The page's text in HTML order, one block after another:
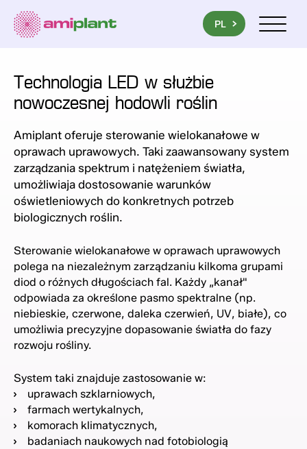
PL ENUA
Technologia LED w służbie
nowoczesnej hodowli roślin
Amiplant oferuje sterowanie wielokanałowe w
oprawach uprawowych. Taki zaawansowany system
zarządzania spektrum i natężeniem światła,
umożliwiaja dostosowanie warunków
oświetleniowych do konkretnych potrzeb
biologicznych roślin.
Sterowanie wielokanałowe w oprawach uprawowych
polega na niezależnym zarządzaniu kilkoma grupami
diod o różnych długościach fal. Każdy „kanał"
odpowiada za określone pasmo spektralne (np.
niebieskie, czerwone, daleka czerwień, UV, białe), co
umożliwia precyzyjne dopasowanie światła do fazy
rozwoju rośliny.
System taki znajduje zastosowanie w:
uprawach szklarniowych,
farmach wertykalnych,
komorach klimatycznych,
badaniach naukowych nad fotobiologią
Menu